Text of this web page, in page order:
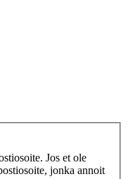
Jos et ole
jonka annoit